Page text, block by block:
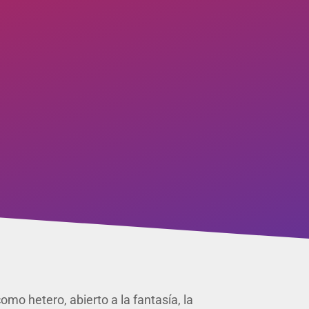
hetero, abierto a la fantasía, la